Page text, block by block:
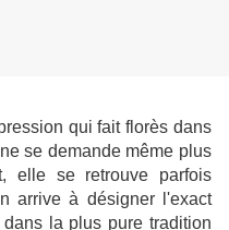
qui fait florès dans
se demande même plus
elle se retrouve parfois
arrive à désigner l'exact
la plus pure tradition